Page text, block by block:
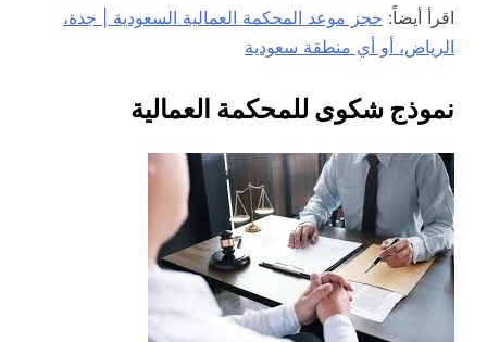
اقرأ أيضاً: حجز موعد المحكمة العمالية السعودية | جدة،
الرياض، أو أي منطقة سعودية
نموذج شكوى للمحكمة العمالية